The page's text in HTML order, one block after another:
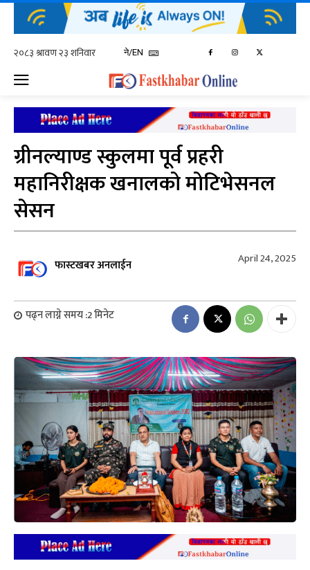
ने/EN
ग्रीनल्याण्ड स्कुलमा पूर्व प्रहरी
महानिरीक्षक खनालको मोटिभेसनल
सेसन
फास्टखबर अनलाईन April 24, 2025
पढ्न लाग्ने समय :2मिनेट